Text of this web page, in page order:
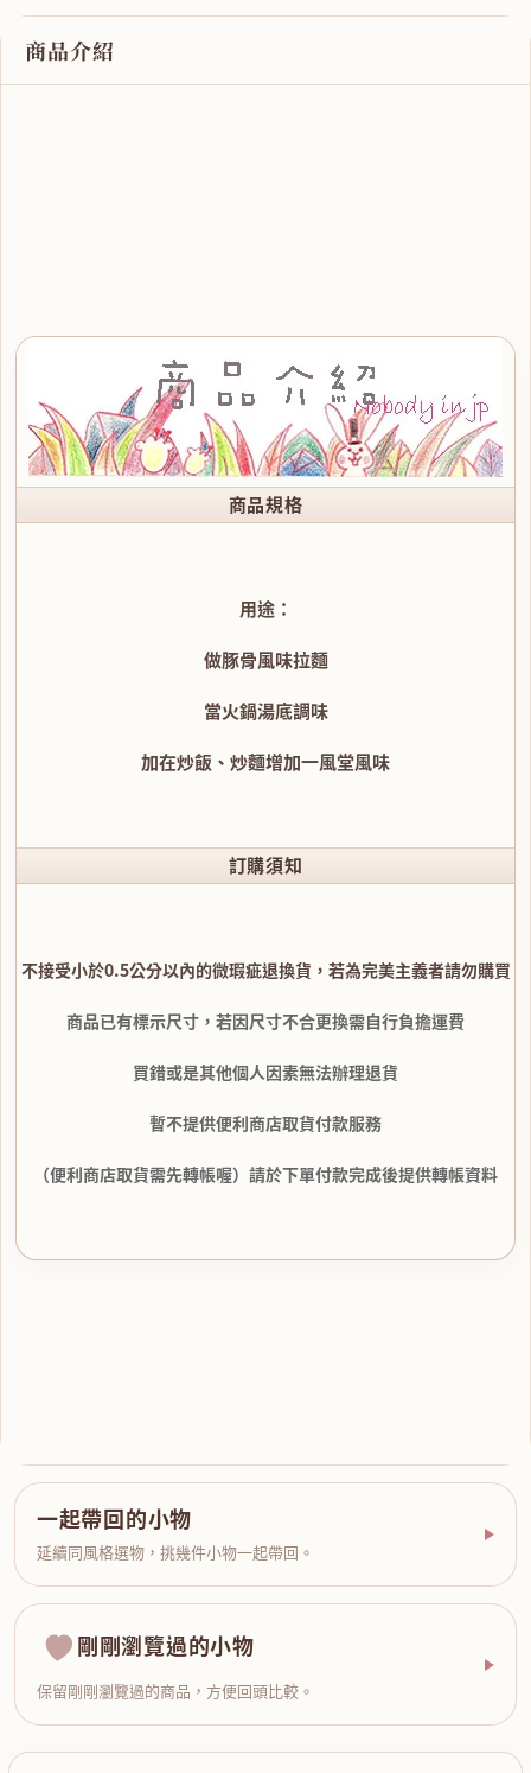
商品介紹
商品規格
用途：
做豚骨風味拉麵
當火鍋湯底調味
加在炒飯、炒麵增加一風堂風味
訂購須知
不接受小於0.5公分以內的微瑕疵退換貨，若為完美主義者請勿購買
商品已有標示尺寸，若因尺寸不合更換需自行負擔運費
買錯或是其他個人因素無法辦理退貨
暫不提供便利商店取貨付款服務
（便利商店取貨需先轉帳喔）請於下單付款完成後提供轉帳資料
一起帶回的小物
延續同風格選物，挑幾件小物一起帶回。
剛剛瀏覽過的小物
保留剛剛瀏覽過的商品，方便回頭比較。